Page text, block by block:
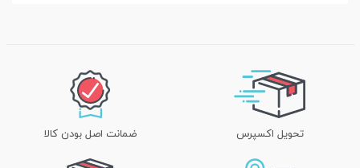
تحویل اکسپرس ضمانت اصل بودن کالا